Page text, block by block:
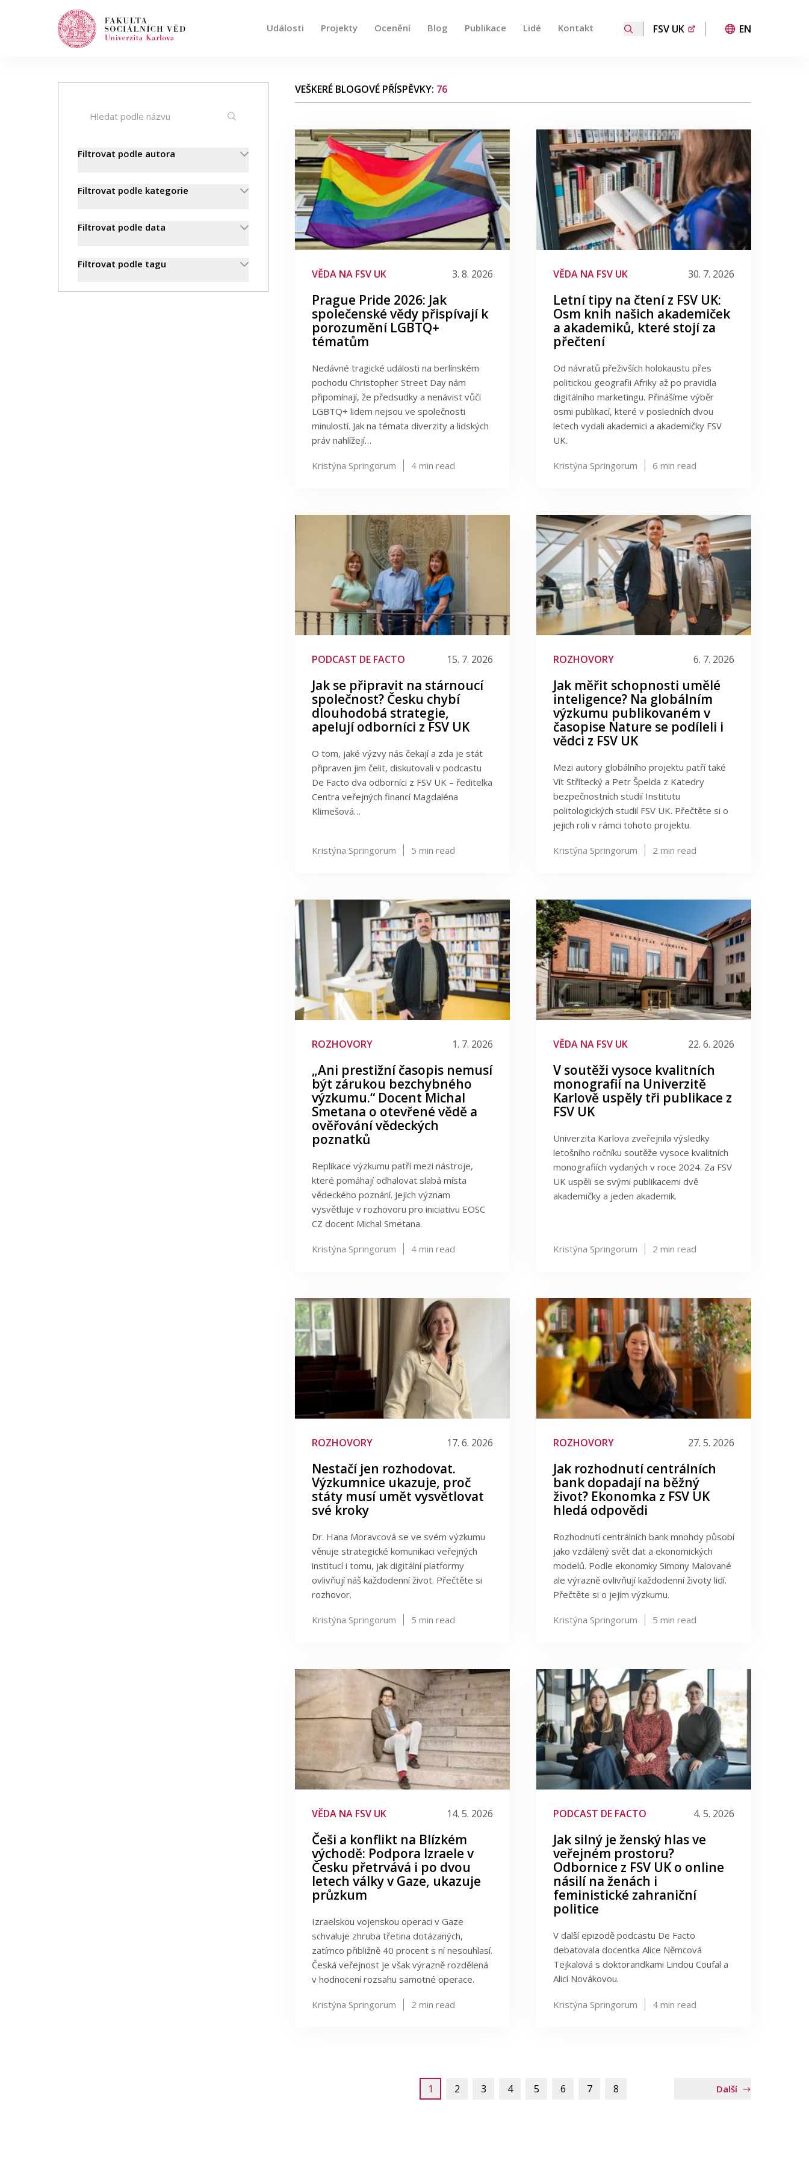
Události Projekty Ocenění Blog Publikace Lidé Kontakt FSV UK EN
Hledat
Když jsou k dispozici výsledky z našeptávače, použijte šipky nahoru a dolů pro kontrolu a enter pro přechod na požadovanou stránku. Uživatelé dotykových
VEŠKERÉ BLOGOVÉ PŘÍSPĚVKY: 76
VĚDA NA FSV UK 3. 8. 2026
Prague Pride 2026: Jak
společenské vědy přispívají k
porozumění LGBTQ+
tématům
Nedávné tragické události na berlínském
pochodu Christopher Street Day nám
připomínají, že předsudky a nenávist vůči
LGBTQ+ lidem nejsou ve společnosti
minulostí. Jak na témata diverzity a lidských
práv nahlížejí…
Kristýna Springorum 4 min read
VĚDA NA FSV UK 30. 7. 2026
Letní tipy na čtení z FSV UK:
Osm knih našich akademiček
a akademiků, které stojí za
přečtení
Od návratů přeživších holokaustu přes
politickou geografii Afriky až po pravidla
digitálního marketingu. Přinášíme výběr
osmi publikací, které v posledních dvou
letech vydali akademici a akademičky FSV
UK.
Kristýna Springorum 6 min read
PODCAST DE FACTO 15. 7. 2026
Jak se připravit na stárnoucí
společnost? Česku chybí
dlouhodobá strategie,
apelují odborníci z FSV UK
O tom, jaké výzvy nás čekají a zda je stát
připraven jim čelit, diskutovali v podcastu
De Facto dva odborníci z FSV UK – ředitelka
Centra veřejných financí Magdaléna
Klimešová…
Kristýna Springorum 5 min read
ROZHOVORY 6. 7. 2026
Jak měřit schopnosti umělé
inteligence? Na globálním
výzkumu publikovaném v
časopise Nature se podíleli i
vědci z FSV UK
Mezi autory globálního projektu patří také
Vít Střítecký a Petr Špelda z Katedry
bezpečnostních studií Institutu
politologických studií FSV UK. Přečtěte si o
jejich roli v rámci tohoto projektu.
Kristýna Springorum 2 min read
ROZHOVORY 1. 7. 2026
„Ani prestižní časopis nemusí
být zárukou bezchybného
výzkumu.“ Docent Michal
Smetana o otevřené vědě a
ověřování vědeckých
poznatků
Replikace výzkumu patří mezi nástroje,
které pomáhají odhalovat slabá místa
vědeckého poznání. Jejich význam
vysvětluje v rozhovoru pro iniciativu EOSC
CZ docent Michal Smetana.
Kristýna Springorum 4 min read
VĚDA NA FSV UK 22. 6. 2026
V soutěži vysoce kvalitních
monografií na Univerzitě
Karlově uspěly tři publikace z
FSV UK
Univerzita Karlova zveřejnila výsledky
letošního ročníku soutěže vysoce kvalitních
monografiích vydaných v roce 2024. Za FSV
UK uspěli se svými publikacemi dvě
akademičky a jeden akademik.
Kristýna Springorum 2 min read
ROZHOVORY 17. 6. 2026
Nestačí jen rozhodovat.
Výzkumnice ukazuje, proč
státy musí umět vysvětlovat
své kroky
Dr. Hana Moravcová se ve svém výzkumu
věnuje strategické komunikaci veřejných
institucí i tomu, jak digitální platformy
ovlivňují náš každodenní život. Přečtěte si
rozhovor.
Kristýna Springorum 5 min read
ROZHOVORY 27. 5. 2026
Jak rozhodnutí centrálních
bank dopadají na běžný
život? Ekonomka z FSV UK
hledá odpovědi
Rozhodnutí centrálních bank mnohdy působí
jako vzdálený svět dat a ekonomických
modelů. Podle ekonomky Simony Malované
ale výrazně ovlivňují každodenní životy lidí.
Přečtěte si o jejím výzkumu.
Kristýna Springorum 5 min read
VĚDA NA FSV UK 14. 5. 2026
Češi a konflikt na Blízkém
východě: Podpora Izraele v
Česku přetrvává i po dvou
letech války v Gaze, ukazuje
průzkum
Izraelskou vojenskou operaci v Gaze
schvaluje zhruba třetina dotázaných,
zatímco přibližně 40 procent s ní nesouhlasí.
Česká veřejnost je však výrazně rozdělená
v hodnocení rozsahu samotné operace.
Kristýna Springorum 2 min read
PODCAST DE FACTO 4. 5. 2026
Jak silný je ženský hlas ve
veřejném prostoru?
Odbornice z FSV UK o online
násilí na ženách i
feministické zahraniční
politice
V další epizodě podcastu De Facto
debatovala docentka Alice Němcová
Tejkalová s doktorandkami Lindou Coufal a
Alicí Novákovou.
Kristýna Springorum 4 min read
1 2 3 4 5 6 7 8 Další
Filtrovat podle autora
Filtrovat podle kategorie
Filtrovat podle data
Filtrovat podle tagu